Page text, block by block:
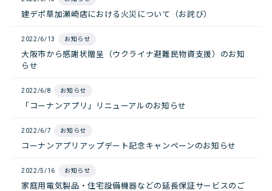
建デポ草加瀬崎店における火災について（お詫び）
2022/6/13 お知らせ
大阪市から感謝状贈呈（ウクライナ避難民物資支援）のお知
らせ
2022/6/8 お知らせ
「コーナンアプリ」リニューアルのお知らせ
2022/6/7 お知らせ
コーナンアプリアップデート記念キャンペーンのお知らせ
2022/5/16 お知らせ
家庭用電気製品・住宅設備機器などの延長保証サービスのご